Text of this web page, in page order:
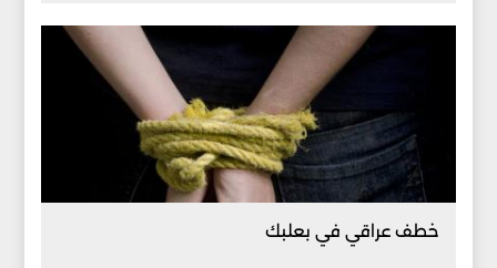
خطف عراقي في بعلبك